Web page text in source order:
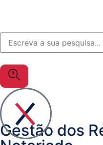
Setor
da
MuleSoft
Gestão
Documental
/
Gestão dos